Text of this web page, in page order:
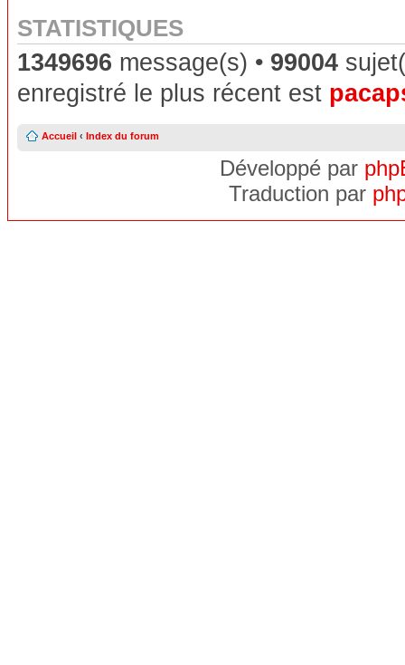
STATISTIQUES
1349696 message(s) • 99004
enregistré le plus récent est
Accueil ‹ Index du forum
Développé par
Traduction par